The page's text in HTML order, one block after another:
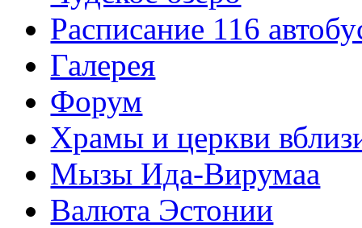
Расписание 116
Галерея
Форум
Храмы и церкви
Мызы Ида-Вирумаа
Валюта Эстонии